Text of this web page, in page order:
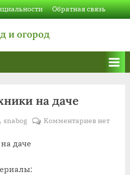
Обратная связь
и огород
на даче
By
snabog Комментариевкнет
даче